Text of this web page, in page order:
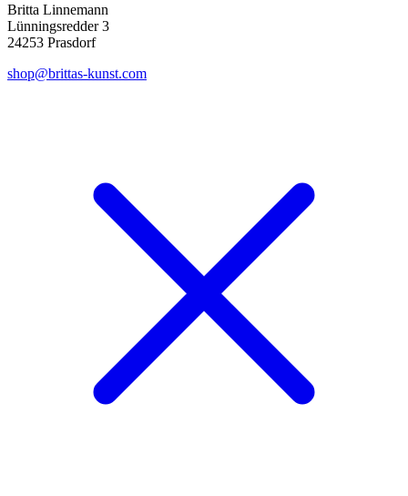
Britta Linnemann
Lünningsredder 3
24253 Prasdorf
shop@brittas-kunst.com